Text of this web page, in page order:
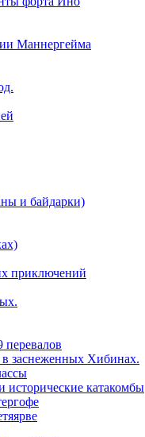
Маннергейма
и байдарки)
приключений
заснеженных Хибинах.
катакомбы